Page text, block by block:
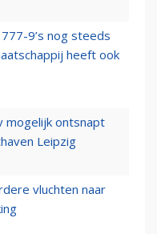
9’s nog steeds
heeft ook
mogelijk ontsnapt
Leipzig
vluchten naar